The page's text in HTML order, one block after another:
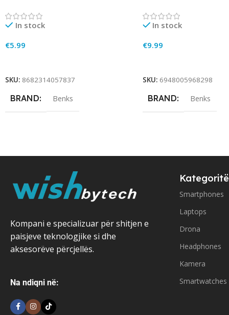
In stock
€5.99
SKU: 8682314057837
BRAND Benks
In stock
€9.99
SKU: 6948005968298
BRAND Benks
Kompani e specializuar për shitjen e
paisjeve teknologjike si dhe
aksesorëve përcjellës.
Na ndiqni në:
Kategoritë
Smartphones
Laptops
Drona
Headphones
Kamera
Smartwatches